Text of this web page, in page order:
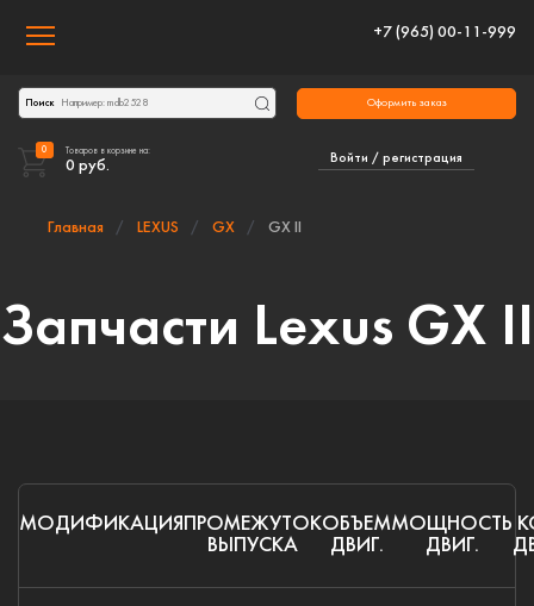
Toggle navigation
+7 (965) 00-11-999
Поиск
Войти / регистрация
0 Товаров в корзине на:
0 руб.
Оформить заказ
Главная LEXUS GX GX II
Запчасти Lexus GX II
МОДИФИКАЦИЯ ПРОМЕЖУТОК
ВЫПУСКА
ОБЪЕМ
ДВИГ.
МОЩНОСТЬ
ДВИГ.